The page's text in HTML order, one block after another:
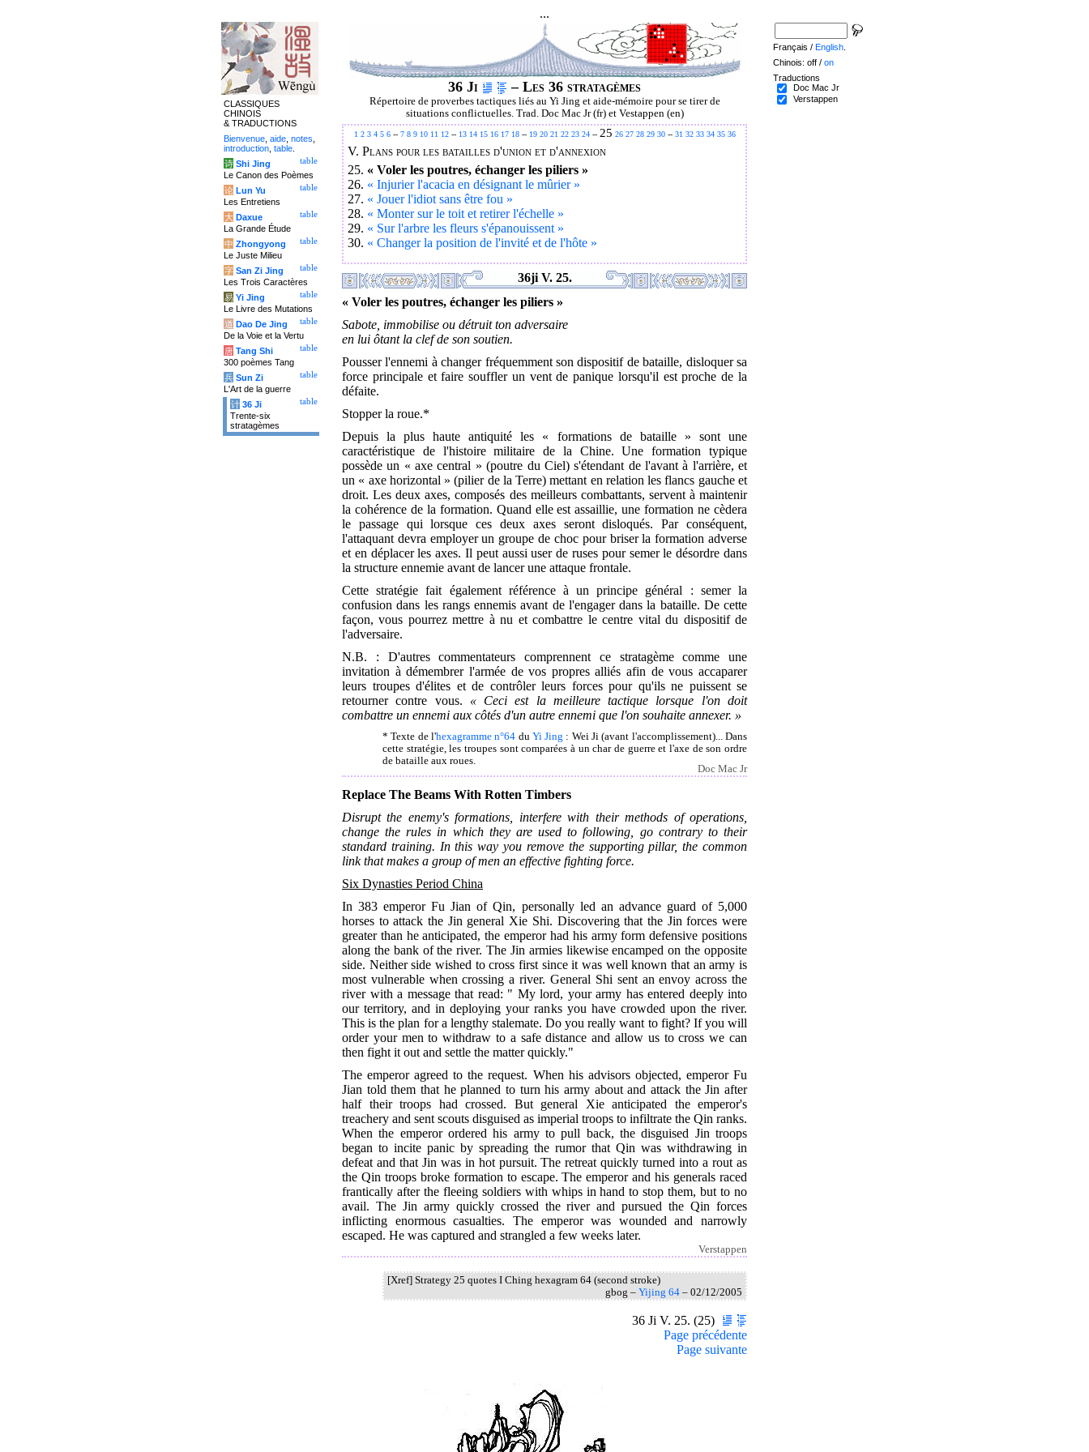
...
36 Ji – Les 36 stratagèmes
Répertoire de proverbes tactiques liés au Yi Jing et aide-mémoire pour se tirer de
situations conflictuelles. Trad. Doc Mac Jr (fr) et Vestappen (en)
1 2 3 4 5 6-- 7 8 9 10 11 12-- 13 14 15 16 17 18-- 19 20 21 22 23 24-- 25 26 27 28 29 30-- 31 32 33 34 35 36
V. Plans pour les batailles d'union et d'annexion
25. « Voler les poutres, échanger les piliers »
26. « Injurier l'acacia en désignant le mûrier »
27. « Jouer l'idiot sans être fou »
28. « Monter sur le toit et retirer l'échelle »
29. « Sur l'arbre les fleurs s'épanouissent »
30. « Changer la position de l'invité et de l'hôte »
36ji V. 25.
« Voler les poutres, échanger les piliers »
Sabote, immobilise ou détruit ton adversaire
en lui ôtant la clef de son soutien.
Pousser l'ennemi à changer fréquemment son dispositif de bataille, disloquer sa
force principale et faire souffler un vent de panique lorsqu'il est proche de la
défaite.
Stopper la roue.*
Depuis la plus haute antiquité les « formations de bataille » sont une
caractéristique de l'histoire militaire de la Chine. Une formation typique
possède un « axe central » (poutre du Ciel) s'étendant de l'avant à l'arrière, et
un « axe horizontal » (pilier de la Terre) mettant en relation les flancs gauche et
droit. Les deux axes, composés des meilleurs combattants, servent à maintenir
la cohérence de la formation. Quand elle est assaillie, une formation ne cèdera
le passage qui lorsque ces deux axes seront disloqués. Par conséquent,
l'attaquant devra employer un groupe de choc pour briser la formation adverse
et en déplacer les axes. Il peut aussi user de ruses pour semer le désordre dans
la structure ennemie avant de lancer une attaque frontale.
Cette stratégie fait également référence à un principe général : semer la
confusion dans les rangs ennemis avant de l'engager dans la bataille. De cette
façon, vous pourrez mettre à nu et combattre le centre vital du dispositif de
l'adversaire.
N.B. : D'autres commentateurs comprennent ce stratagème comme une
invitation à démembrer l'armée de vos propres alliés afin de vous accaparer
leurs troupes d'élites et de contrôler leurs forces pour qu'ils ne puissent se
retourner contre vous. « Ceci est la meilleure tactique lorsque l'on doit
combattre un ennemi aux côtés d'un autre ennemi que l'on souhaite annexer. »
* Texte de l'hexagramme n°64 du Yi Jing : Wei Ji (avant l'accomplissement)... Dans
cette stratégie, les troupes sont comparées à un char de guerre et l'axe de son ordre
de bataille aux roues.
Doc Mac Jr
Replace The Beams With Rotten Timbers
Disrupt the enemy's formations, interfere with their methods of operations,
change the rules in which they are used to following, go contrary to their
standard training. In this way you remove the supporting pillar, the common
link that makes a group of men an effective fighting force.
Six Dynasties Period China
In 383 emperor Fu Jian of Qin, personally led an advance guard of 5,000
horses to attack the Jin general Xie Shi. Discovering that the Jin forces were
greater than he anticipated, the emperor had his army form defensive positions
along the bank of the river. The Jin armies likewise encamped on the opposite
side. Neither side wished to cross first since it was well known that an army is
most vulnerable when crossing a river. General Shi sent an envoy across the
river with a message that read: " My lord, your army has entered deeply into
our territory, and in deploying your ranks you have crowded upon the river.
This is the plan for a lengthy stalemate. Do you really want to fight? If you will
order your men to withdraw to a safe distance and allow us to cross we can
then fight it out and settle the matter quickly."
The emperor agreed to the request. When his advisors objected, emperor Fu
Jian told them that he planned to turn his army about and attack the Jin after
half their troops had crossed. But general Xie anticipated the emperor's
treachery and sent scouts disguised as imperial troops to infiltrate the Qin ranks.
When the emperor ordered his army to pull back, the disguised Jin troops
began to incite panic by spreading the rumor that Qin was withdrawing in
defeat and that Jin was in hot pursuit. The retreat quickly turned into a rout as
the Qin troops broke formation to escape. The emperor and his generals raced
frantically after the fleeing soldiers with whips in hand to stop them, but to no
avail. The Jin army quickly crossed the river and pursued the Qin forces
inflicting enormous casualties. The emperor was wounded and narrowly
escaped. He was captured and strangled a few weeks later.
Verstappen
[Xref] Strategy 25 quotes I Ching hexagram 64 (second stroke)
gbog – Yijing 64 – 02/12/2005
36 Ji V. 25. (25)
Page précédente
Page suivante
CLASSIQUES
CHINOIS
& TRADUCTIONS
Bienvenue aide notes
introduction table
table
诗 Shi Jing
Le Canon des Poèmes
table
论 Lun Yu
Les Entretiens
table
大 Daxue
La Grande Étude
table
中 Zhongyong
Le Juste Milieu
table
字 San Zi Jing
Les Trois Caractères
table
易 Yi Jing
Le Livre des Mutations
table
道 Dao De Jing
De la Voie et la Vertu
table
唐 Tang Shi
300 poèmes Tang
table
兵 Sun Zi
L'Art de la guerre
table
计 36 Ji
Trente-six
stratagèmes
Français / English
Chinois: off / on
Traductions
Doc Mac Jr
Verstappen